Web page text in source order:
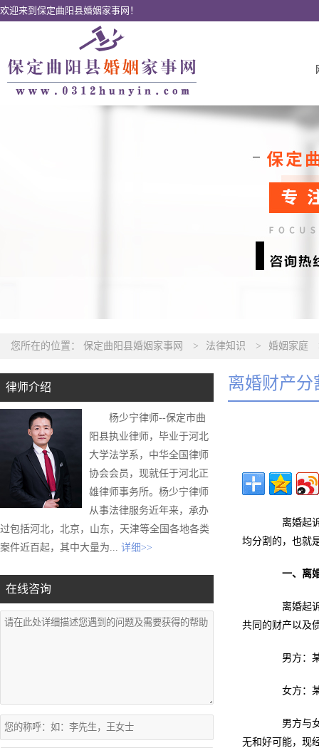
欢迎来到保定曲阳县婚姻家事网！
您所在的位置： 保定曲阳县婚姻家事网 > 法律知识 > 婚姻家庭
律师介绍
杨少宁律师--保定市曲
阳县执业律师，毕业于河北
大学法学系，中华全国律师
协会会员，现就任于河北正
雄律师事务所。杨少宁律师
从事法律服务近年来，承办
过包括河北，北京，山东，天津等全国各地各类
案件近百起，其中大量为... 详细>>
在线咨询
离婚财产分
离婚起诉
均分割的，也就
一、离
离婚起诉
共同的财产以及
男方：某
女方：某
男方与女
无和好可能，现